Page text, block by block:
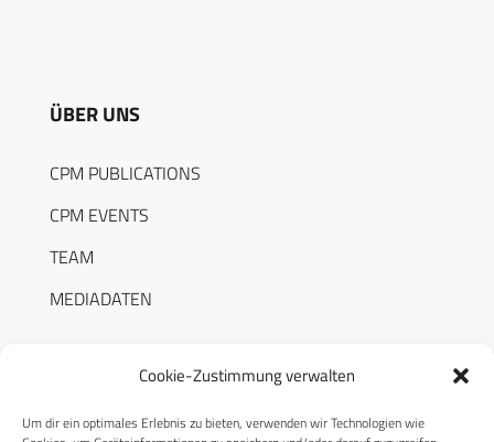
Cookie-Zustimmung verwalten
Um dir ein optimales Erlebnis zu bieten, verwenden wir Technologien wie
ÜBER UNS
CPM PUBLICATIONS
CPM EVENTS
TEAM
MEDIADATEN
RECHTLICHES